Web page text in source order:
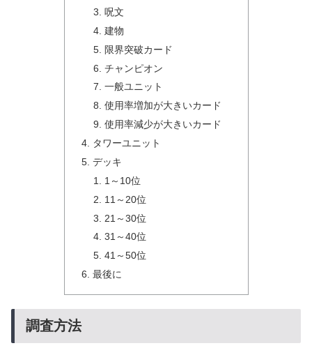
呪文
建物
限界突破カード
チャンピオン
一般ユニット
使用率増加が大きいカード
使用率減少が大きいカード
タワーユニット
デッキ
1～10位
11～20位
21～30位
31～40位
41～50位
最後に
調査方法